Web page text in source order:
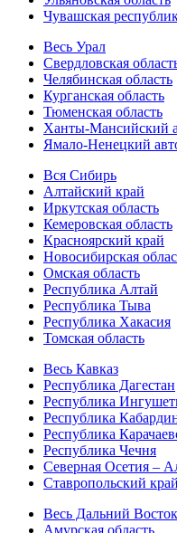
Чувашская
Весь Урал
Свердловская
Челябинская область
Курганская область
Тюменская область
Ханты-Мансийский
Ямало-Ненецкий
Вся Сибирь
Алтайский край
Иркутская область
Кемеровская область
Красноярский край
Новосибирская
Омская область
Республика Алтай
Республика Тыва
Республика Хакасия
Томская область
Весь Кавказ
Республика Дагестан
Республика
Республика
Республика
Республика Чечня
Северная Осетия –
Ставропольский край
Весь Дальний Восток
Амурская область